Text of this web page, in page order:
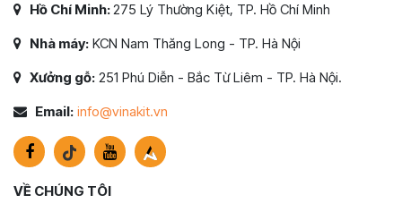
Hồ Chí Minh:275 Lý Thường Kiệt, TP. Hồ Chí Minh
Nhà máy: KCN Nam Thăng Long - TP. Hà Nội
Xưởng gỗ: 251 Phú Diễn - Bắc Từ Liêm - TP. Hà Nội.
Email: info@vinakit.vn
VỀ CHÚNG TÔI